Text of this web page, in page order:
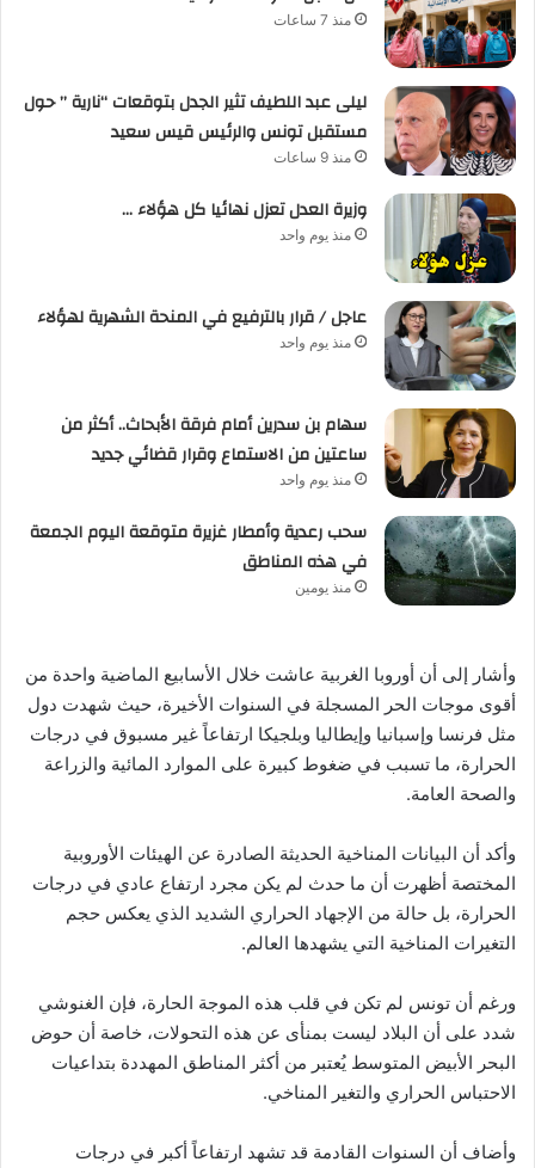
منذ 7 ساعات
ليلى عبد اللطيف تثير الجدل بتوقعات “نارية ” حول
مستقبل تونس والرئيس قيس سعيد
منذ 9 ساعات
وزيرة العدل تعزل نهائيا كل هؤلاء …
منذ يوم واحد
عاجل / قرار بالترفيع في المنحة الشهرية لهؤلاء
منذ يوم واحد
سهام بن سدرين أمام فرقة الأبحاث.. أكثر من
ساعتين من الاستماع وقرار قضائي جديد
منذ يوم واحد
سحب رعدية وأمطار غزيرة متوقعة اليوم الجمعة
في هذه المناطق
منذ يومين
وأشار إلى أن أوروبا الغربية عاشت خلال الأسابيع الماضية واحدة من
أقوى موجات الحر المسجلة في السنوات الأخيرة، حيث شهدت دول
مثل فرنسا وإسبانيا وإيطاليا وبلجيكا ارتفاعاً غير مسبوق في درجات
الحرارة، ما تسبب في ضغوط كبيرة على الموارد المائية والزراعة
والصحة العامة.
وأكد أن البيانات المناخية الحديثة الصادرة عن الهيئات الأوروبية
المختصة أظهرت أن ما حدث لم يكن مجرد ارتفاع عادي في درجات
الحرارة، بل حالة من الإجهاد الحراري الشديد الذي يعكس حجم
التغيرات المناخية التي يشهدها العالم.
ورغم أن تونس لم تكن في قلب هذه الموجة الحارة، فإن الغنوشي
شدد على أن البلاد ليست بمنأى عن هذه التحولات، خاصة أن حوض
البحر الأبيض المتوسط يُعتبر من أكثر المناطق المهددة بتداعيات
الاحتباس الحراري والتغير المناخي.
وأضاف أن السنوات القادمة قد تشهد ارتفاعاً أكبر في درجات